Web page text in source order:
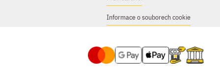
Informace o souborech cookie